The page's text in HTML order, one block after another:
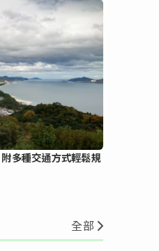
多種交通方式輕鬆規
全部